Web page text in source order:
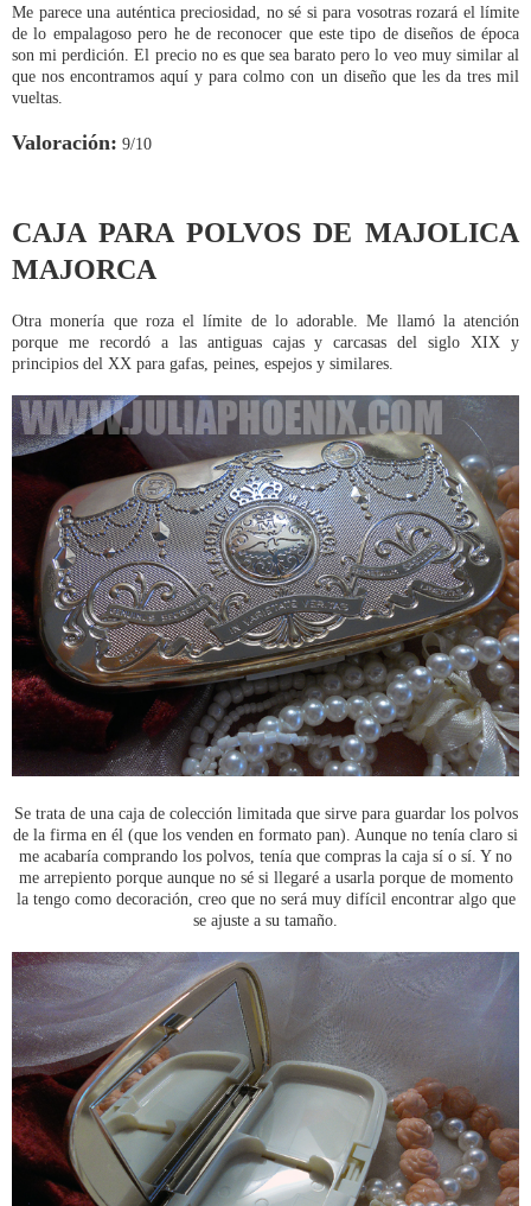
Me parece una auténtica preciosidad, no sé si para vosotras rozará el límite
de lo empalagoso pero he de reconocer que este tipo de diseños de época
son mi perdición. El precio no es que sea barato pero lo veo muy similar al
que nos encontramos aquí y para colmo con un diseño que les da tres mil
vueltas.
Valoración: 9/10
CAJA PARA POLVOS DE MAJOLICA
MAJORCA
Otra monería que roza el límite de lo adorable. Me llamó la atención
porque me recordó a las antiguas cajas y carcasas del siglo XIX y
principios del XX para gafas, peines, espejos y similares.
Se trata de una caja de colección limitada que sirve para guardar los polvos
de la firma en él (que los venden en formato pan). Aunque no tenía claro si
me acabaría comprando los polvos, tenía que compras la caja sí o sí. Y no
me arrepiento porque aunque no sé si llegaré a usarla porque de momento
la tengo como decoración, creo que no será muy difícil encontrar algo que
se ajuste a su tamaño.